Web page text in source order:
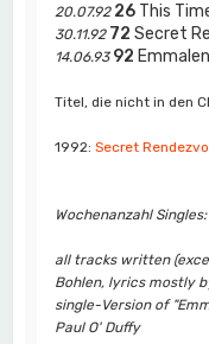
20.07.92 26 This
30.11.92 72 Secret
14.06.93 92
Titel, die nicht in den
1992:Secret
Wochenanzahl Singles:
all tracks written
Bohlen, lyrics mostly
single-Version of
Paul O' Duffy